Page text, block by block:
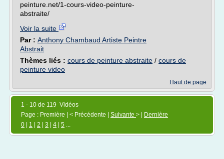
peinture.net/1-cours-video-peinture-
abstraite/
Voir la suite
Par : Anthony Chambaud Artiste Peintre
Abstrait
Thèmes liés : cours de peinture abstraite / cours de
peinture video
Haut de page
1 - 10 de 119 Vidéos
Page : Première | < Précédente | Suivante > |
Dernière
0
1 2 3 4 5 ...